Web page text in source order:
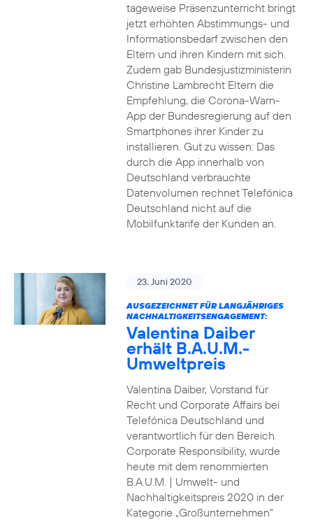
tageweise Präsenzunterricht bringt
jetzt erhöhten Abstimmungs- und
Informationsbedarf zwischen den
Eltern und ihren Kindern mit sich.
Zudem gab Bundesjustizministerin
Christine Lambrecht Eltern die
Empfehlung, die Corona-Warn-
App der Bundesregierung auf den
Smartphones ihrer Kinder zu
installieren. Gut zu wissen: Das
durch die App innerhalb von
Deutschland verbrauchte
Datenvolumen rechnet Telefónica
Deutschland nicht auf die
Mobilfunktarife der Kunden an.
23. Juni 2020
AUSGEZEICHNET FÜR LANGJÄHRIGES
NACHHALTIGKEITSENGAGEMENT:
Valentina Daiber
erhält B.A.U.M.-
Umweltpreis
Valentina Daiber, Vorstand für
Recht und Corporate Affairs bei
Telefónica Deutschland und
verantwortlich für den Bereich
Corporate Responsibility, wurde
heute mit dem renommierten
B.A.U.M. | Umwelt- und
Nachhaltigkeitspreis 2020 in der
Kategorie „Großunternehmen“